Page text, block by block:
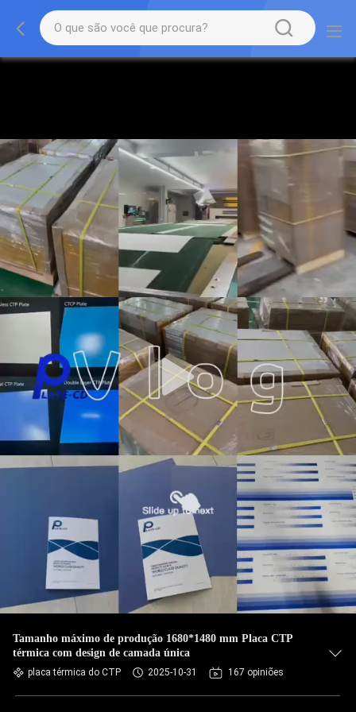
Tamanho máximo de produção 1680*1480 mm Placa CTP
térmica com design de camada única
placa térmica do CTP 2025-10-31 167 opiniões